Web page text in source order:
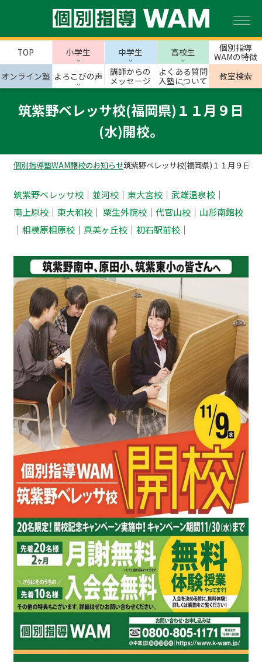
TOP 小学生 中学生 高校生
個別指導
WAMの特徴
オンライン塾 よろこびの声
講師からの
メッセージ
よくある質問
入塾について
教室検索
筑紫野ベレッサ校(福岡県)１１月９日
(水)開校。
個別指導塾WAM開校のお知らせ筑紫野ベレッサ校(福岡県)１１月９日(
筑紫野ベレッサ校｜ 並河校｜ 東大宮校｜ 武雄温泉校｜
南上原校｜ 東大和校｜ ‎ 粟生外院校｜ 代官山校｜ 山形南館校
｜ 相模原相原校｜ 真美ヶ丘校｜ 初石駅前校｜